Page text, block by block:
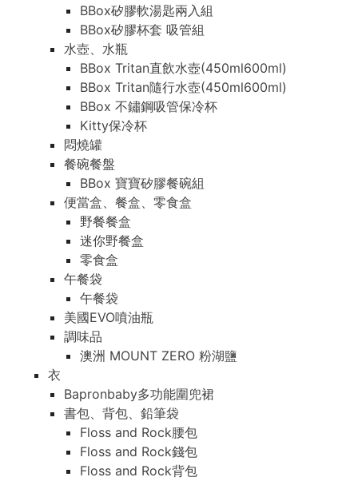
BBox矽膠軟湯匙兩入組
BBox矽膠杯套 吸管組
水壺、水瓶
BBox Tritan直飲水壺(450ml600ml)
BBox Tritan隨行水壺(450ml600ml)
BBox 不鏽鋼吸管保冷杯
Kitty保冷杯
悶燒罐
餐碗餐盤
BBox 寶寶矽膠餐碗組
便當盒、餐盒、零食盒
野餐餐盒
迷你野餐盒
零食盒
午餐袋
午餐袋
美國EVO噴油瓶
調味品
澳洲 MOUNT ZERO 粉湖鹽
衣
Bapronbaby多功能圍兜裙
書包、背包、鉛筆袋
Floss and Rock腰包
Floss and Rock錢包
Floss and Rock背包